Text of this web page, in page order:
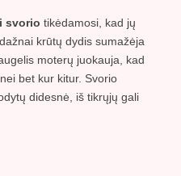
svorio tikėdamosi, kad jų
krūtų dydis sumažėja
moterų juokauja, kad
bet kur kitur. Svorio
didesnė, iš tikrųjų gali